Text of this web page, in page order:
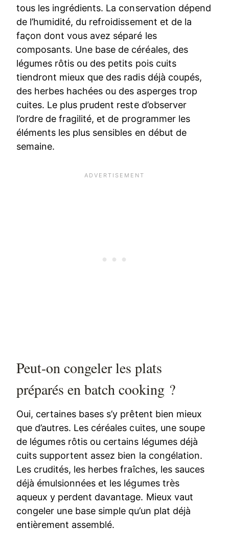
tous les ingrédients. La conservation dépend
de l’humidité, du refroidissement et de la
façon dont vous avez séparé les
composants. Une base de céréales, des
légumes rôtis ou des petits pois cuits
tiendront mieux que des radis déjà coupés,
des herbes hachées ou des asperges trop
cuites. Le plus prudent reste d’observer
l’ordre de fragilité, et de programmer les
éléments les plus sensibles en début de
semaine.
Peut-on congeler les plats
préparés en batch cooking ?
Oui, certaines bases s’y prêtent bien mieux
que d’autres. Les céréales cuites, une soupe
de légumes rôtis ou certains légumes déjà
cuits supportent assez bien la congélation.
Les crudités, les herbes fraîches, les sauces
déjà émulsionnées et les légumes très
aqueux y perdent davantage. Mieux vaut
congeler une base simple qu’un plat déjà
entièrement assemblé.